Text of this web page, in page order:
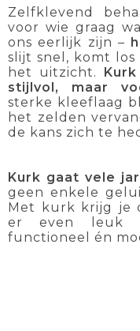
Zelfklevend
voor wie graag
ons eerlijk zijn –
slijt snel, komt
het uitzicht.
stijlvol, maar
sterke kleeflaag
het zelden
de kans zich te
Kurk gaat vele
geen enkele
Met kurk krijg je
er even leuk
functioneel én